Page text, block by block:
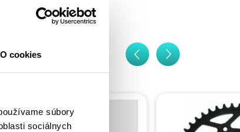
O cookies
súbory
sociálnych